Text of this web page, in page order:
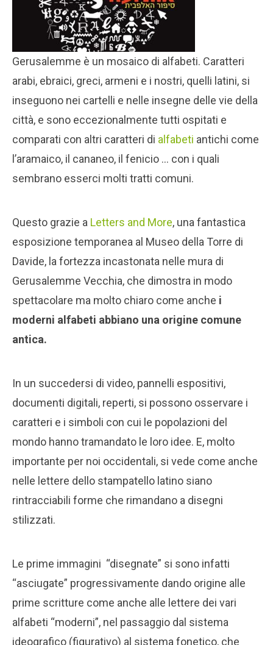
Gerusalemme è un mosaico di alfabeti. Caratteri
arabi, ebraici, greci, armeni e i nostri, quelli latini, si
inseguono nei cartelli e nelle insegne delle vie della
città, e sono eccezionalmente tutti ospitati e
comparati con altri caratteri di alfabeti antichi come
l’aramaico, il cananeo, il fenicio … con i quali
sembrano esserci molti tratti comuni.
Questo grazie a Letters and More, una fantastica
esposizione temporanea al Museo della Torre di
Davide, la fortezza incastonata nelle mura di
Gerusalemme Vecchia, che dimostra in modo
spettacolare ma molto chiaro come anche i
moderni alfabeti abbiano una origine comune
antica.
In un succedersi di video, pannelli espositivi,
documenti digitali, reperti, si possono osservare i
caratteri e i simboli con cui le popolazioni del
mondo hanno tramandato le loro idee. E, molto
importante per noi occidentali, si vede come anche
nelle lettere dello stampatello latino siano
rintracciabili forme che rimandano a disegni
stilizzati.
Le prime immagini “disegnate” si sono infatti
“asciugate” progressivamente dando origine alle
prime scritture come anche alle lettere dei vari
alfabeti “moderni”, nel passaggio dal sistema
ideografico (figurativo) al sistema fonetico, che